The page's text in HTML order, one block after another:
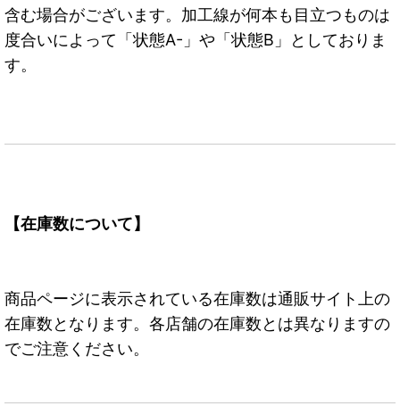
含む場合がございます。加工線が何本も目立つものは
度合いによって「状態A-」や「状態B」としておりま
す。
【在庫数について】
商品ページに表示されている在庫数は通販サイト上の
在庫数となります。各店舗の在庫数とは異なりますの
でご注意ください。